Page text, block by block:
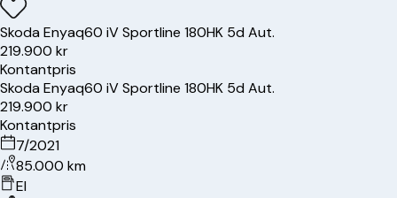
SkodaEnyaq60 iV Sportline 180HK 5d Aut.
219.900 kr
Kontantpris
SkodaEnyaq60 iV Sportline 180HK 5d Aut.
219.900 kr
Kontantpris
7/2021
85.000 km
El